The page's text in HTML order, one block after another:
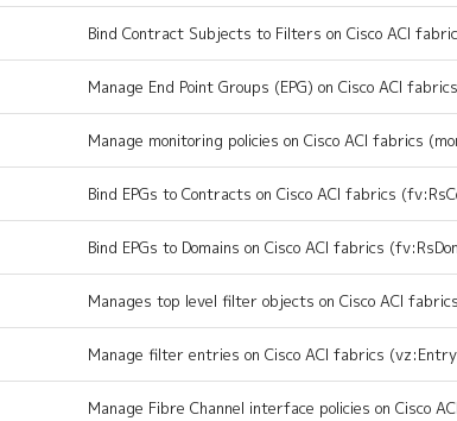
Bind Contract Subjects to Filters on Cisco ACI
Manage End Point Groups (EPG) on Cisco ACI
Manage monitoring policies on Cisco ACI fabrics
Bind EPGs to Contracts on Cisco ACI fabrics
Bind EPGs to Domains on Cisco ACI fabrics
Manages top level filter objects on Cisco ACI
Manage filter entries on Cisco ACI fabrics
Manage Fibre Channel interface policies on Cisco